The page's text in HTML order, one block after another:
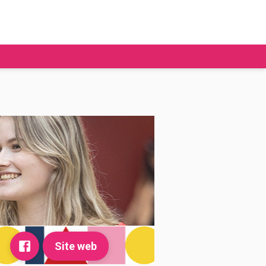
Ecoles de commerce
Ecoles d'ingénieur
Universités
à l'étranger
étudiante
étudiant
Bourses
Site web